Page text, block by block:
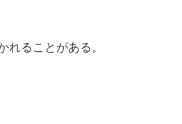
れることがある。